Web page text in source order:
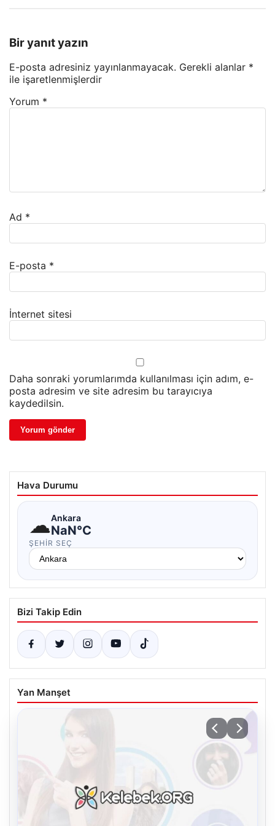
Bir yanıt yazın
E-posta adresiniz yayınlanmayacak. Gerekli alanlar *
ile işaretlenmişlerdir
Yorum *
Ad *
E-posta *
İnternet sitesi
Daha sonraki yorumlarımda kullanılması için adım, e-
posta adresim ve site adresim bu tarayıcıya
kaydedilsin.
Hava Durumu
☁Ankara
NaN°C
ŞEHIR SEÇ
Bizi Takip Edin
Yan Manşet